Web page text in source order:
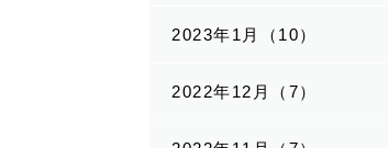
2023年1月（10）
2022年12月（7）